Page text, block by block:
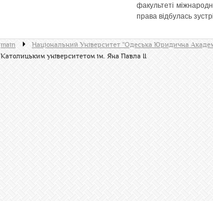
факультеті
права відбулась
main Національний Університет "Одеська Юридична
Католицьким університетом ім. Яна Павла II